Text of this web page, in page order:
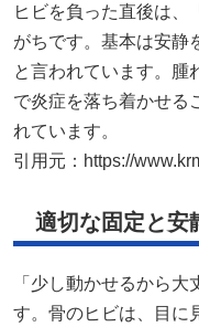
ヒビを負った直後は、
がちです。基本は安静
と言われています。腫
で炎症を落ち着かせる
れています。
引用元： https://
適切な固定と安
「少し動かせるから
す。骨のヒビは、目に